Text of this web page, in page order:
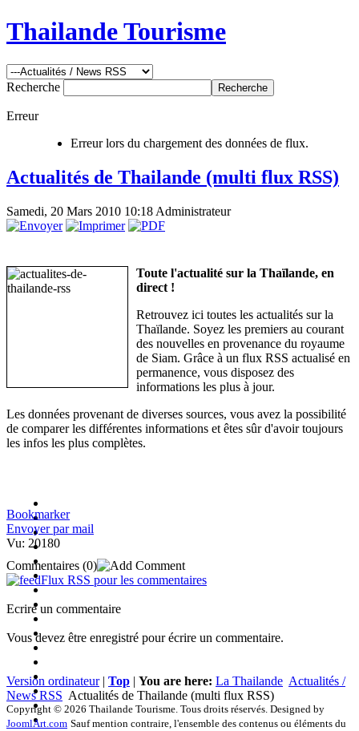
Thailande Tourisme
Recherche
Erreur
Erreur lors du chargement des données de flux.
Actualités de Thailande (multi flux RSS)
Samedi, 20 Mars 2010 10:18 Administrateur
Toute l'actualité sur la Thaïlande, en
direct !
Retrouvez ici toutes les actualités sur la
Thaïlande. Soyez les premiers au courant
des nouvelles en provenance du royaume
de Siam. Grâce à un flux RSS actualisé en
permanence, vous disposez des
informations les plus à jour.
Les données provenant de diverses sources, vous avez la possibilité
de comparer les différentes informations et êtes sûr d'avoir toujours
les infos les plus complètes.
Bookmarker
Envoyer par mail
Vu: 20180
Commentaires (0)
Flux RSS pour les commentaires
Ecrire un commentaire
Vous devez être enregistré pour écrire un commentaire.
Version ordinateur| Top | You are here: La Thailande Actualités /
News RSS Actualités de Thailande (multi flux RSS)
Copyright © 2026 Thailande Tourisme. Tous droits réservés. Designed by
JoomlArt.com Sauf mention contraire, l'ensemble des contenus ou éléments du